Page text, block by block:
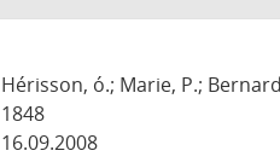
Hérisson, ó.; Marie, P.;
1848
16.09.2008